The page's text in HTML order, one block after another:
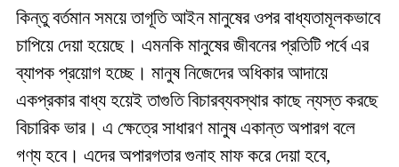
কিন্তু বর্তমান সময়ে তাগূতি আইন মানুষের ওপর বাধ্যতামূলকভাবে
চাপিয়ে দেয়া হয়েছে। এমনকি মানুষের জীবনের প্রতিটি পর্বে এর
ব্যাপক প্রয়োগ হচ্ছে। মানুষ নিজেদের অধিকার আদায়ে
একপ্রকার বাধ্য হয়েই তাগুতি বিচারব্যবস্থার কাছে ন্যস্ত করছে
বিচারিক ভার। এ ক্ষেত্রে সাধারণ মানুষ একান্ত অপারগ বলে
গণ্য হবে। এদের অপারগতার গুনাহ মাফ করে দেয়া হবে,